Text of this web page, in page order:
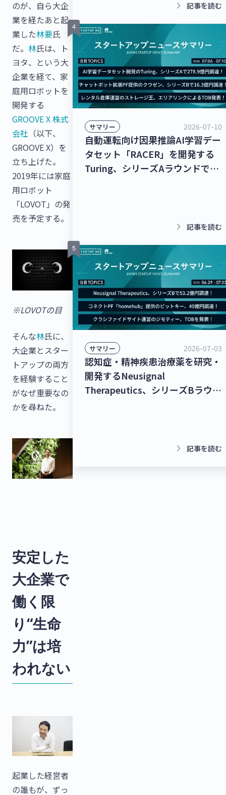
のが、自ら大企
業を経たあと起
業した林要氏
だ。 林氏は、ト
ヨタ、という大
企業を経て、家
庭用ロボットを
開発する
GROOVE X 株式
会社 （以下、
GROOVE X）を
立ち上げた。
2019年には家庭
用ロボット
「LOVOT」の発
売を予定する。
※LOVOTの目
そんな林氏に、
大企業とスター
トアップの両方
を経験すること
がなぜ重要なの
かを尋ねた。
安定した
大企業で
働く限
り“生命
力”は培
われない
起業した経営者
の誰もが、ずっ
Solutions、シードラウンドで4億
トアップニュース】
keyboard_arrow_right 記事を読む
サマリー 2026-07-10
自動運転向け因果推論AI学習デー
タセット「RACER」を開発する
Turing、シリーズAラウンドで
ズBラウンドで16億3,000万円を
ース】
keyboard_arrow_right 記事を読む
サマリー 2026-07-03
認知症・精神疾患治療薬を研究・
開発するNeusignal
Therapeutics、シリーズBラウン
「homehub」を提供するビット
keyboard_arrow_right 記事を読む